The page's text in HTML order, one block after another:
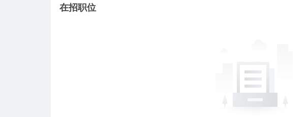
在招职位